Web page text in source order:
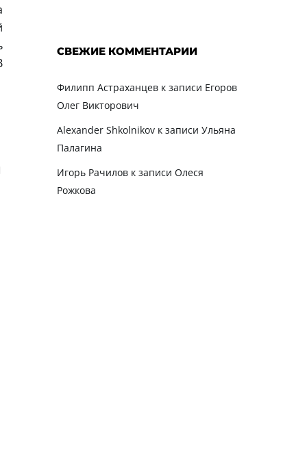
СВЕЖИЕ КОММЕНТАРИИ
Филипп Астраханцевк записи Егоров
Олег Викторович
Alexander Shkolnikovк записи Ульяна
Палагина
Игорь Рачиловк записи Олеся
Рожкова